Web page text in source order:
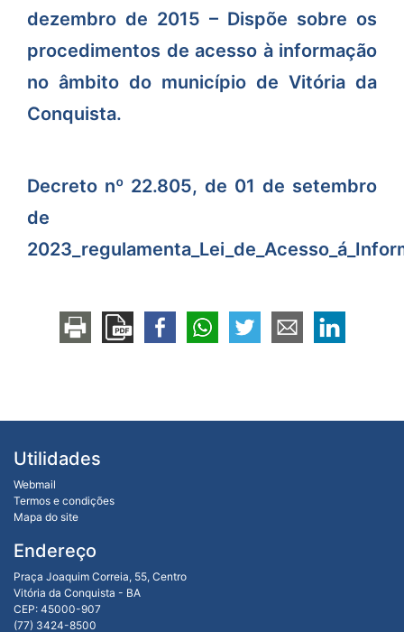
dezembro de 2015 – Dispõe sobre os
procedimentos de acesso à informação
no âmbito do município de Vitória da
Conquista.
Decreto nº 22.805, de 01 de setembro
de
Utilidades
Webmail
Termos e condições
Mapa do site
Endereço
Praça Joaquim Correia, 55, Centro
Vitória da Conquista - BA
CEP: 45000-907
(77) 3424-8500